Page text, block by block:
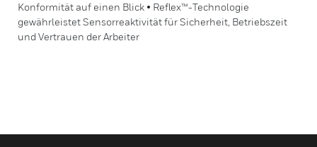
Konformität auf einen Blick • Reflex™-Technologie
gewährleistet Sensorreaktivität für Sicherheit, Betriebszeit
und Vertrauen der Arbeiter